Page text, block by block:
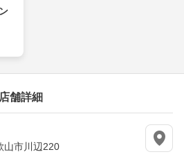
舗詳細
山市川辺220